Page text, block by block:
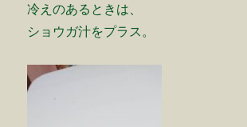
冷えのあるときは、
ショウガ汁をプラス。